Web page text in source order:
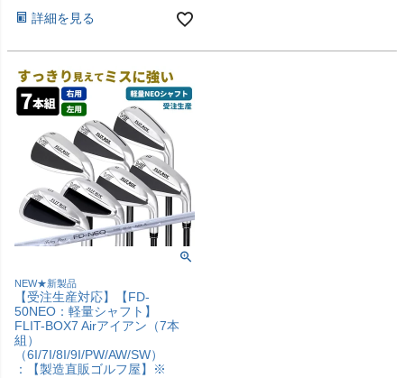
詳細を見る
NEW★新製品
【受注生産対応】【FD-
50NEO：軽量シャフト】
FLIT-BOX7 Airアイアン（7本
組）
（6I/7I/8I/9I/PW/AW/SW）
：【製造直販ゴルフ屋】※